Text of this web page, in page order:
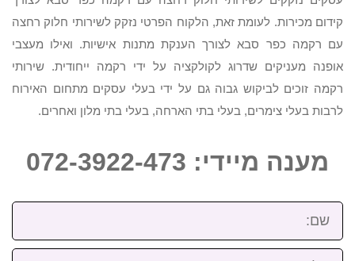
קידום מכירות. לעומת זאת, הלקוח הפרטי נזקק לשירותי חלוק רחצה
עם רקמה כפר סבא לצורך הענקת מתנות אישיות. ואילו מעצבי
אופנה מעניקים שדרוג לקולקציה על ידי רקמה ייחודית. שירותי
רקמה זוכים לביקוש גבוה גם על ידי בעלי עסקים מתחום האירוח
לרבות בעלי צימרים, בעלי בתי הארחה, בעלי בתי מלון ואחרים.
מענה מיידי: 072-3922-473
שם:
טלפון: